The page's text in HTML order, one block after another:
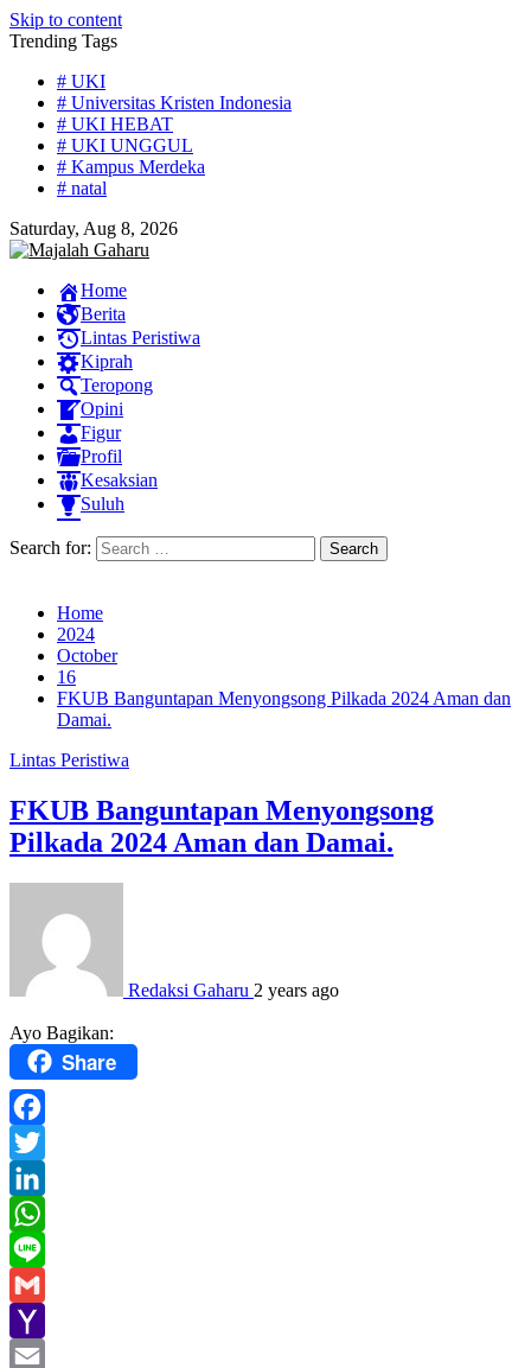
Skip to content
Trending Tags
# UKI
# Universitas Kristen Indonesia
# UKI HEBAT
# UKI UNGGUL
# Kampus Merdeka
# natal
Saturday, Aug 8, 2026
Home
Berita
Lintas Peristiwa
Kiprah
Teropong
Opini
Figur
Profil
Kesaksian
Suluh
Search for:
Home
2024
October
16
FKUB Banguntapan Menyongsong Pilkada 2024 Aman dan
Damai.
Lintas Peristiwa
FKUB Banguntapan Menyongsong
Pilkada 2024 Aman dan Damai.
Redaksi Gaharu 2 years ago
Ayo Bagikan:
Share
Facebook
Twitter
LinkedIn
WhatsApp
Line
Gmail
Yahoo